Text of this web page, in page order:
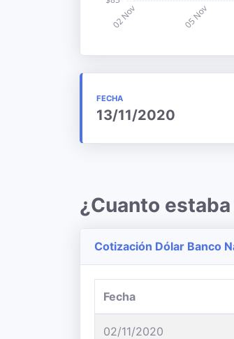
FECHA
13/11/2020
¿Cuanto
Cotización Dólar Banco
Fecha
02/11/2020